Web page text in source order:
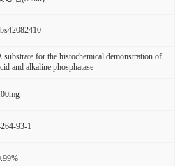
substrate for the histochemical demonstration of
and alkaline phosphatase
93-1